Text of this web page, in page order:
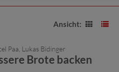
Ansicht:
Paa, Lukas Bidinger
Brote backen